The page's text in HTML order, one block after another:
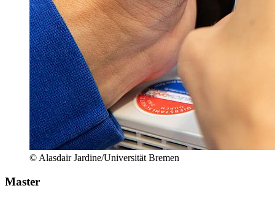
© Alasdair Jardine/Universität Bremen
Master